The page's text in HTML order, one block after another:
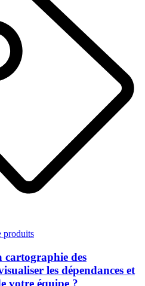
produits
cartographie des
les dépendances et
votre équipe ?